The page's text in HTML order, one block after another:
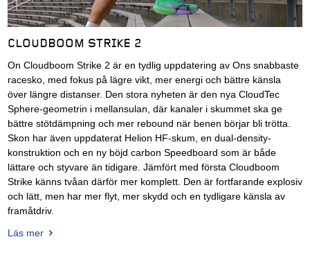
CLOUDBOOM STRIKE 2
On Cloudboom Strike 2 är en tydlig uppdatering av Ons snabbaste
racesko, med fokus på lägre vikt, mer energi och bättre känsla
över längre distanser. Den stora nyheten är den nya CloudTec
Sphere-geometrin i mellansulan, där kanaler i skummet ska ge
bättre stötdämpning och mer rebound när benen börjar bli trötta.
Skon har även uppdaterat Helion HF-skum, en dual-density-
konstruktion och en ny böjd carbon Speedboard som är både
lättare och styvare än tidigare. Jämfört med första Cloudboom
Strike känns tvåan därför mer komplett. Den är fortfarande explosiv
och lätt, men har mer flyt, mer skydd och en tydligare känsla av
framåtdriv.
Läs mer